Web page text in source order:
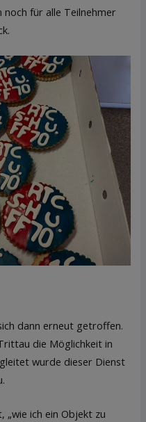
noch für alle Teilnehmer
dann erneut getroffen.
die Möglichkeit in
wurde dieser Dienst
„wie ich ein Objekt zu